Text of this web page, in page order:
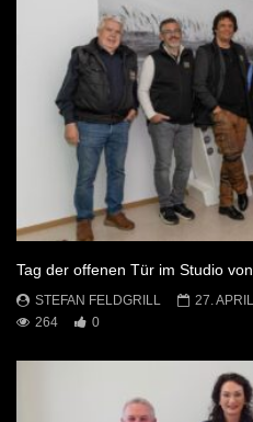
Tag der offenen Tür im Studio
STEFAN FELDGRILL
27.
264
0